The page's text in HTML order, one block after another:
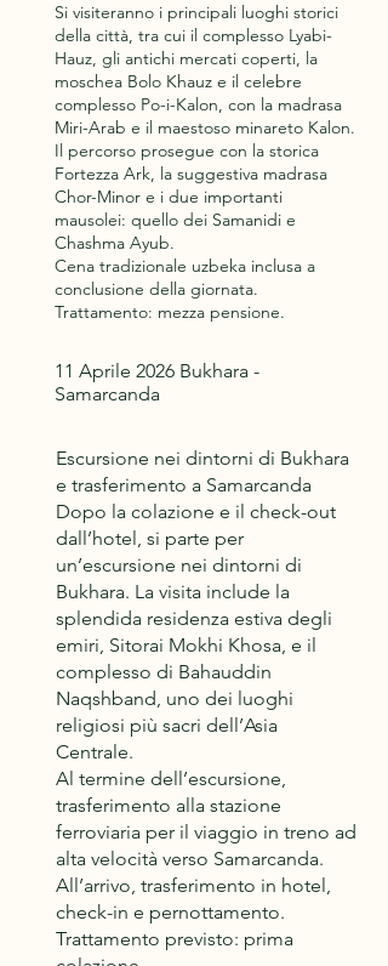
Si visiteranno i principali luoghi storici
della città, tra cui il complesso Lyabi-
Hauz, gli antichi mercati coperti, la
moschea Bolo Khauz e il celebre
complesso Po-i-Kalon, con la madrasa
Miri-Arab e il maestoso minareto Kalon.
Il percorso prosegue con la storica
Fortezza Ark, la suggestiva madrasa
Chor-Minor e i due importanti
mausolei: quello dei Samanidi e
Chashma Ayub.
Cena tradizionale uzbeka inclusa a
conclusione della giornata.
Trattamento: mezza pensione.
11 Aprile 2026 Bukhara -
Samarcanda
Escursione nei dintorni di Bukhara
e trasferimento a Samarcanda
Dopo la colazione e il check-out
dall’hotel, si parte per
un’escursione nei dintorni di
Bukhara. La visita include la
splendida residenza estiva degli
emiri, Sitorai Mokhi Khosa, e il
complesso di Bahauddin
Naqshband, uno dei luoghi
religiosi più sacri dell’Asia
Centrale.
Al termine dell’escursione,
trasferimento alla stazione
ferroviaria per il viaggio in treno ad
alta velocità verso Samarcanda.
All’arrivo, trasferimento in hotel,
check-in e pernottamento.
Trattamento previsto: prima